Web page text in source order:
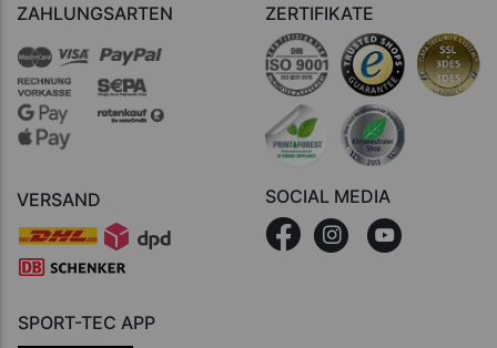
ZAHLUNGSARTEN
VERSAND
ZERTIFIKATE
SOCIAL MEDIA
SPORT-TEC APP